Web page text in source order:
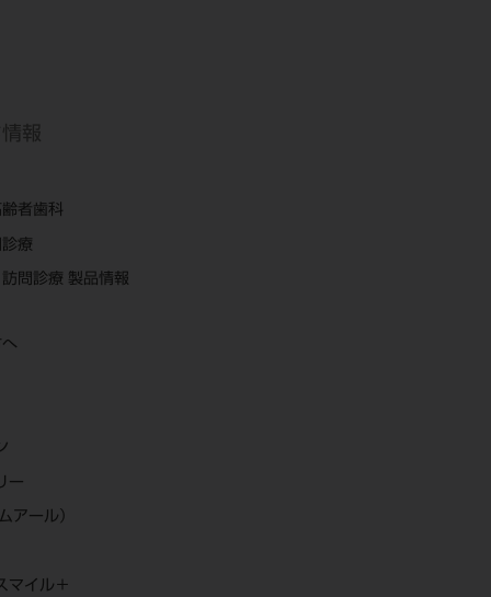
報
者歯科
療
問診療 製品情報
ー
アール）
マイル＋